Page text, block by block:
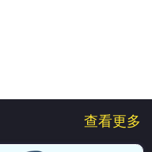
查看更多